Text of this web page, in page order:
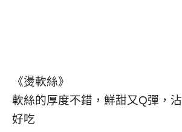
《燙軟絲》
軟絲的厚度不錯，鮮甜又Q彈，
好吃